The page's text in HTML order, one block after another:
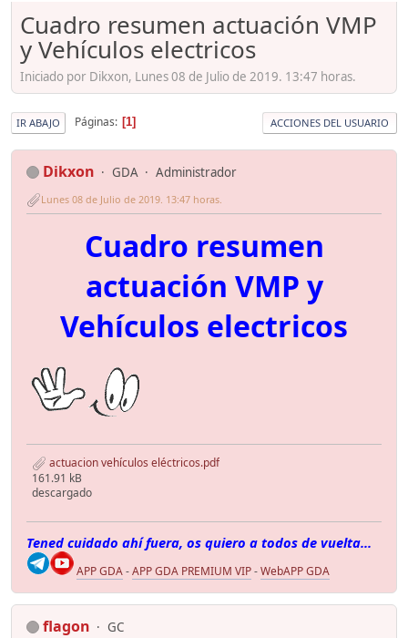
Cuadro resumen actuación VMP
y Vehículos electricos
Iniciado por Dikxon, Lunes 08 de Julio de 2019. 13:47 horas.
IR ABAJO Páginas 1 ACCIONES DEL USUARIO
Dikxon GDA Administrador
Lunes 08 de Julio de 2019. 13:47 horas.
Cuadro resumen
actuación VMP y
Vehículos electricos
actuacion vehículos eléctricos.pdf
161.91 kB
descargado
Tened cuidado ahí fuera, os quiero a todos de vuelta...
APP GDA-APP GDA PREMIUM VIP-WebAPP GDA
flagon
GC